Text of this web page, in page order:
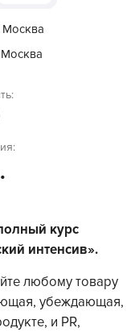
Москва
курс
интенсив».
любому товару
убеждающая,
и PR,